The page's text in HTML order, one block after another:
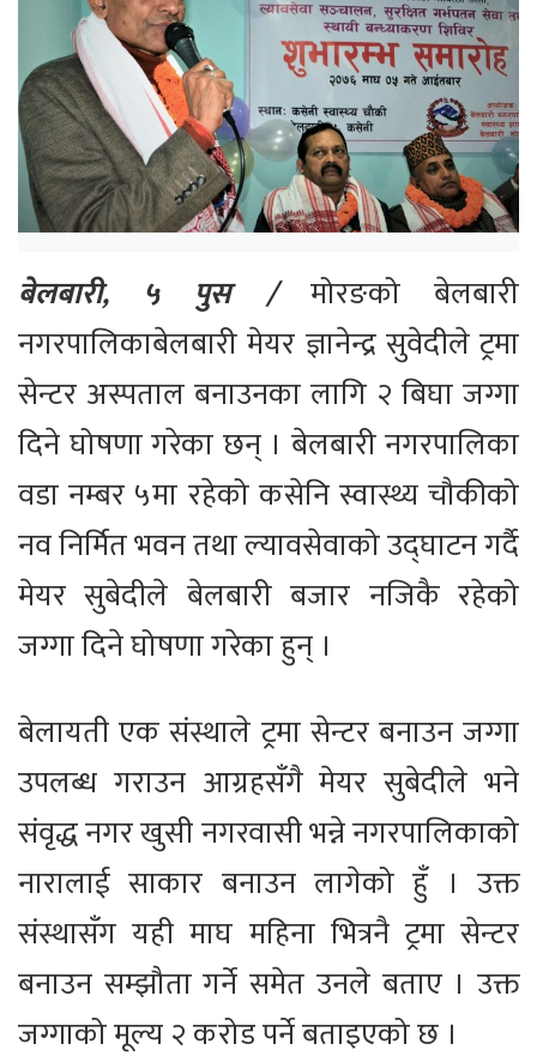
बेलबारी, ५ पुस /मोरङको बेलबारी
नगरपालिकाबेलबारी मेयर ज्ञानेन्द्र सुवेदीले ट्रमा
सेन्टर अस्पताल बनाउनका लागि २ बिघा जग्गा
दिने घोषणा गरेका छन् । बेलबारी नगरपालिका
वडा नम्बर ५मा रहेको कसेनि स्वास्थ्य चौकीको
नव निर्मित भवन तथा ल्यावसेवाको उद्घाटन गर्दै
मेयर सुबेदीले बेलबारी बजार नजिकै रहेको
जग्गा दिने घोषणा गरेका हुन् ।
बेलायती एक संस्थाले ट्रमा सेन्टर बनाउन जग्गा
उपलब्ध गराउन आग्रहसँगै मेयर सुबेदीले भने
संवृद्ध नगर खुसी नगरवासी भन्ने नगरपालिकाको
नारालाई साकार बनाउन लागेको हुँ । उक्त
संस्थासँग यही माघ महिना भित्रनै ट्रमा सेन्टर
बनाउन सम्झौता गर्ने समेत उनले बताए । उक्त
जग्गाको मूल्य २ करोड पर्ने बताइएको छ ।